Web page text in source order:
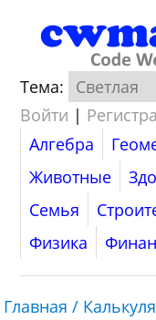
Тема:
Войти |
Алгебра
Животные
Семья
Физика
Главная /